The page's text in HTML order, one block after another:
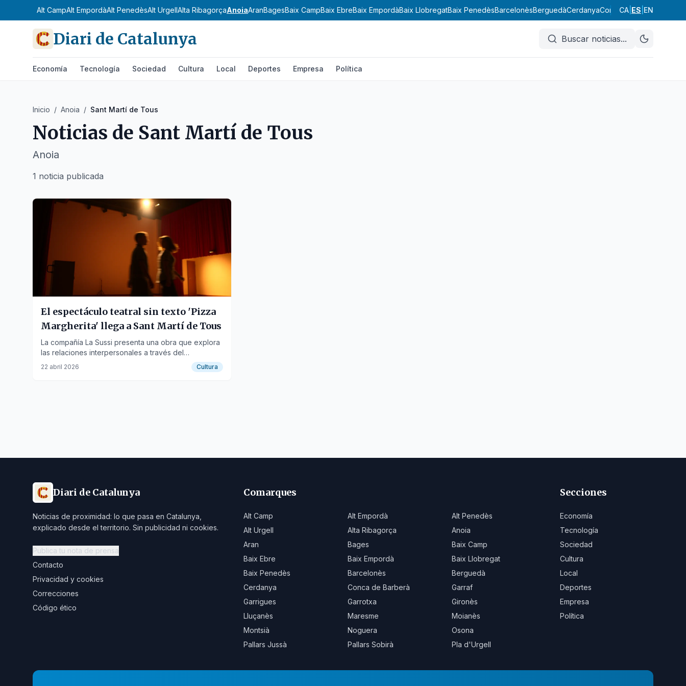
Alt CampAlt EmpordàAlt PenedèsAlt UrgellAlta RibagorçaAnoiaAranBagesBaix CampBaix EbreBaix EmpordàBaix LlobregatBaix PenedèsBarcelonèsBerguedàCerdanyaConca de Barberà
CA ES EN
Diari de Catalunya Buscar noticias...
Economía Tecnología Sociedad Cultura Local Deportes Empresa Política
Inicio / Anoia / Sant Martí de Tous
Noticias de Sant Martí de Tous
Anoia
1 noticia publicada
El espectáculo teatral sin texto 'Pizza
Margherita' llega a Sant Martí de Tous
La compañía La Sussi presenta una obra que explora
las relaciones interpersonales a través del
movimiento y la expresión corporal.
22 abril 2026 Cultura
Diari de Catalunya
Noticias de proximidad: lo que pasa en Catalunya,
explicado desde el territorio. Sin publicidad ni cookies.
Publica tu nota de prensa
Contacto
Privacidad y cookies
Correcciones
Código ético
Comarques
Alt Camp Alt Empordà
Alt Penedès
Alt Urgell
Alta Ribagorça
Anoia
Aran
Bages
Baix Camp
Baix Ebre
Baix Empordà
Baix Llobregat
Baix Penedès
Barcelonès
Berguedà
Cerdanya
Conca de Barberà
Garraf
Garrigues
Garrotxa
Gironès
Lluçanès
Maresme
Moianès
Montsià
Noguera
Osona
Pallars Jussà
Pallars Sobirà Pla d'Urgell
Secciones
Economía
Tecnología
Sociedad
Cultura
Local
Deportes
Empresa
Política